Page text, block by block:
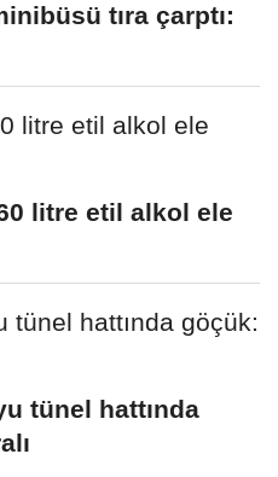
tıra çarptı:
litre etil alkol ele
tünel hattında